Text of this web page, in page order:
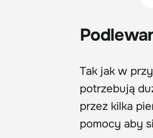
Tak jak w
potrzebują
przez kilka
pomocy aby